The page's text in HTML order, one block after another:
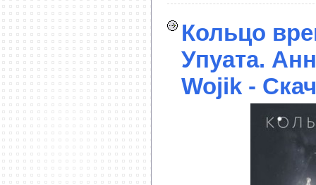
Кольцо
Упуата.
Wojik -